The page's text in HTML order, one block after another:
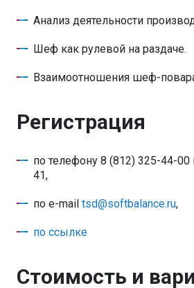
Анализ деятельности
Шеф как рулевой на раздаче.
Взаимоотношения шеф-
Регистрация
по телефону 8 (812) 325-44-
41,
по e-mail tsd@softbalance.ru,
по ссылке
Стоимость и